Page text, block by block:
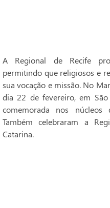
A Regional de Recife
permitindo que religiosos e
sua vocação e missão. No
dia 22 de fevereiro, em
comemorada nos núcleos
Também celebraram a
Catarina.